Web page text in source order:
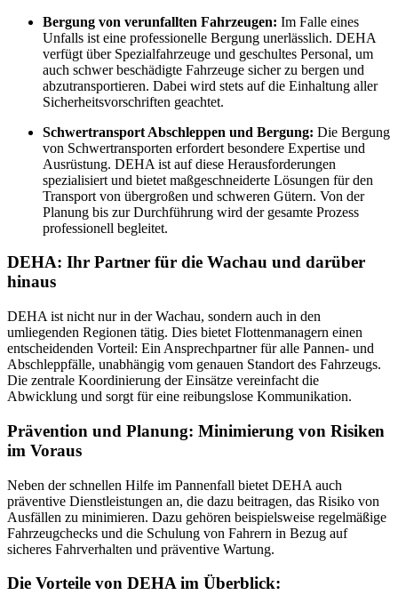
Bergung von verunfallten Fahrzeugen: Im Falle eines
Unfalls ist eine professionelle Bergung unerlässlich. DEHA
verfügt über Spezialfahrzeuge und geschultes Personal, um
auch schwer beschädigte Fahrzeuge sicher zu bergen und
abzutransportieren. Dabei wird stets auf die Einhaltung aller
Sicherheitsvorschriften geachtet.
Schwertransport Abschleppen und Bergung: Die Bergung
von Schwertransporten erfordert besondere Expertise und
Ausrüstung. DEHA ist auf diese Herausforderungen
spezialisiert und bietet maßgeschneiderte Lösungen für den
Transport von übergroßen und schweren Gütern. Von der
Planung bis zur Durchführung wird der gesamte Prozess
professionell begleitet.
DEHA: Ihr Partner für die Wachau und darüber
hinaus
DEHA ist nicht nur in der Wachau, sondern auch in den
umliegenden Regionen tätig. Dies bietet Flottenmanagern einen
entscheidenden Vorteil: Ein Ansprechpartner für alle Pannen- und
Abschleppfälle, unabhängig vom genauen Standort des Fahrzeugs.
Die zentrale Koordinierung der Einsätze vereinfacht die
Abwicklung und sorgt für eine reibungslose Kommunikation.
Prävention und Planung: Minimierung von Risiken
im Voraus
Neben der schnellen Hilfe im Pannenfall bietet DEHA auch
präventive Dienstleistungen an, die dazu beitragen, das Risiko von
Ausfällen zu minimieren. Dazu gehören beispielsweise regelmäßige
Fahrzeugchecks und die Schulung von Fahrern in Bezug auf
sicheres Fahrverhalten und präventive Wartung.
Die Vorteile von DEHA im Überblick: